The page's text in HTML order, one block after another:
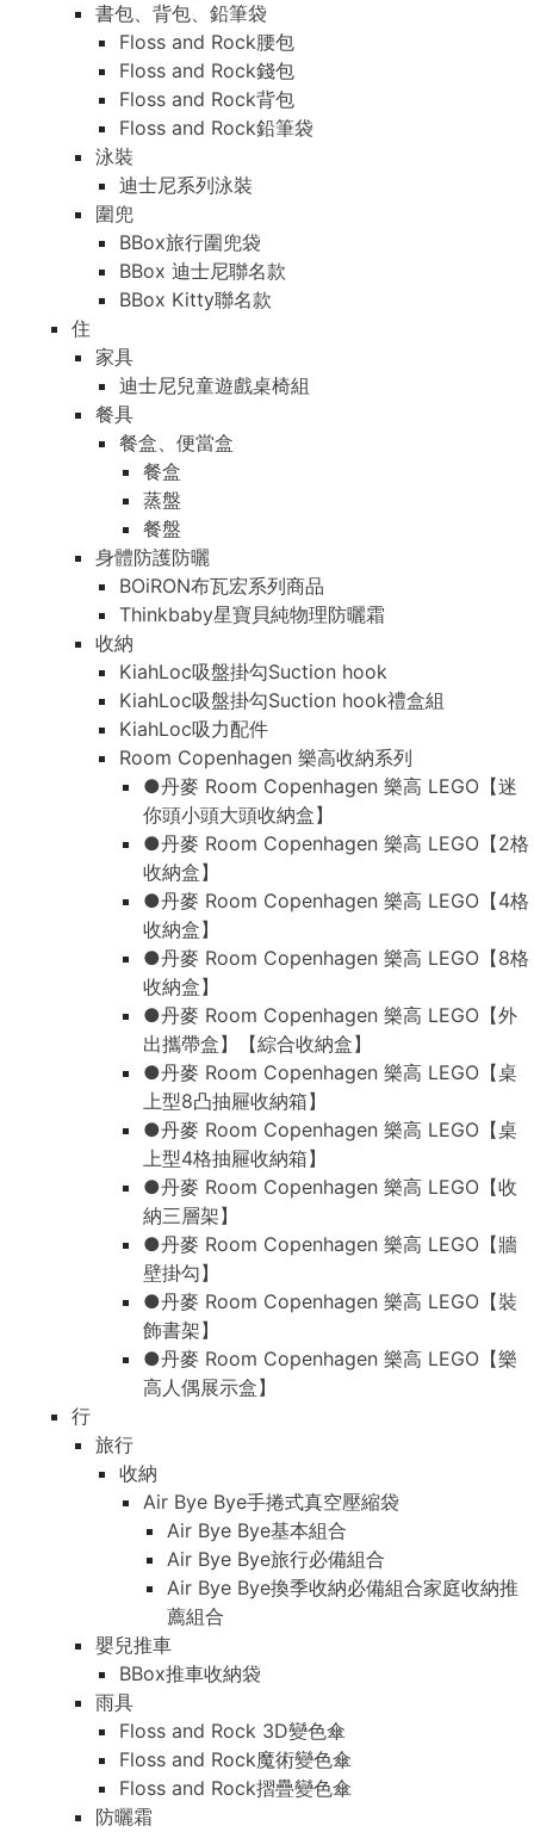
書包、背包、鉛筆袋
Floss and Rock腰包
Floss and Rock錢包
Floss and Rock背包
Floss and Rock鉛筆袋
泳裝
迪士尼系列泳裝
圍兜
BBox旅行圍兜袋
BBox 迪士尼聯名款
BBox Kitty聯名款
住
家具
迪士尼兒童遊戲桌椅組
餐具
餐盒、便當盒
餐盒
蒸盤
餐盤
身體防護防曬
BOiRON布瓦宏系列商品
Thinkbaby星寶貝純物理防曬霜
收納
KiahLoc吸盤掛勾Suction hook
KiahLoc吸盤掛勾Suction hook禮盒組
KiahLoc吸力配件
Room Copenhagen 樂高收納系列
●丹麥 Room Copenhagen 樂高 LEGO【迷
你頭小頭大頭收納盒】
●丹麥 Room Copenhagen 樂高 LEGO【2格
收納盒】
●丹麥 Room Copenhagen 樂高 LEGO【4格
收納盒】
●丹麥 Room Copenhagen 樂高 LEGO【8格
收納盒】
●丹麥 Room Copenhagen 樂高 LEGO【外
出攜帶盒】【綜合收納盒】
●丹麥 Room Copenhagen 樂高 LEGO【桌
上型8凸抽屜收納箱】
●丹麥 Room Copenhagen 樂高 LEGO【桌
上型4格抽屜收納箱】
●丹麥 Room Copenhagen 樂高 LEGO【收
納三層架】
●丹麥 Room Copenhagen 樂高 LEGO【牆
壁掛勾】
●丹麥 Room Copenhagen 樂高 LEGO【裝
飾書架】
●丹麥 Room Copenhagen 樂高 LEGO【樂
高人偶展示盒】
行
旅行
收納
Air Bye Bye手捲式真空壓縮袋
Air Bye Bye基本組合
Air Bye Bye旅行必備組合
Air Bye Bye換季收納必備組合家庭收納推
薦組合
嬰兒推車
BBox推車收納袋
雨具
Floss and Rock 3D變色傘
Floss and Rock魔術變色傘
Floss and Rock摺疊變色傘
防曬霜